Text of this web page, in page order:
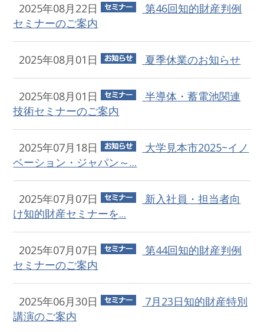
2025年08月22日
第46回知的財産判例
セミナーのご案内
2025年08月01日 夏季休業のお知らせ
2025年08月01日
半導体・蓄電池関連
技術セミナーのご案内
2025年07月18日
大学見本市2025~イノ
ベーション・ジャパン～...
2025年07月07日
新入社員・担当者向
け知的財産セミナーを...
2025年07月07日
第44回知的財産判例
セミナーのご案内
2025年06月30日
7月23日知的財産特別
講演のご案内